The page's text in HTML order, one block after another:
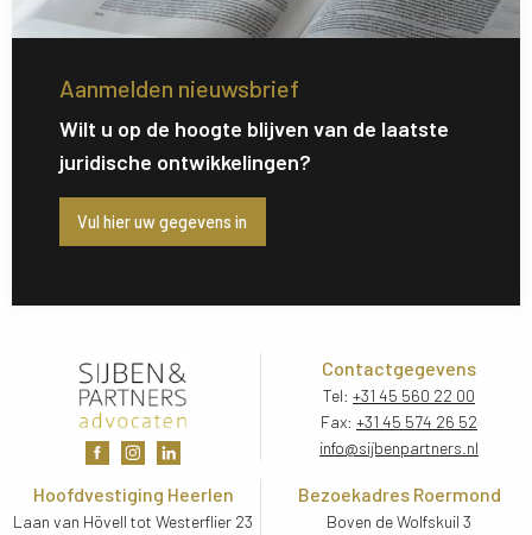
Aanmelden nieuwsbrief
Wilt u op de hoogte blijven van de laatste
juridische ontwikkelingen?
Vul hier uw gegevens in
Contactgegevens
Tel: +31 45 560 22 00
Fax: +31 45 574 26 52
info@sijbenpartners.nl
Hoofdvestiging Heerlen
Laan van Hövell tot Westerflier 23
Bezoekadres Roermond
Boven de Wolfskuil 3